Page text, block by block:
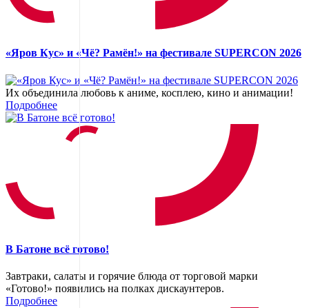
«Яров Кус» и «Чё? Рамён!» на фестивале SUPERCON 2026
Их объединила любовь к аниме, косплею, кино и анимации!
Подробнее
В Батоне всё готово!
Завтраки, салаты и горячие блюда от торговой марки
«Готово!» появились на полках дискаунтеров.
Подробнее